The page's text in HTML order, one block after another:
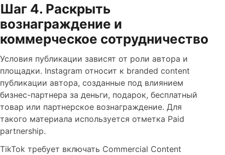
Шаг 4. Раскрыть
вознаграждение и
коммерческое сотрудничество
Условия публикации зависят от роли автора и
площадки. Instagram относит к branded content
публикации автора, созданные под влиянием
бизнес-партнера за деньги, подарок, бесплатный
товар или партнерское вознаграждение. Для
такого материала используется отметка Paid
partnership.
TikTok требует включать Commercial Content